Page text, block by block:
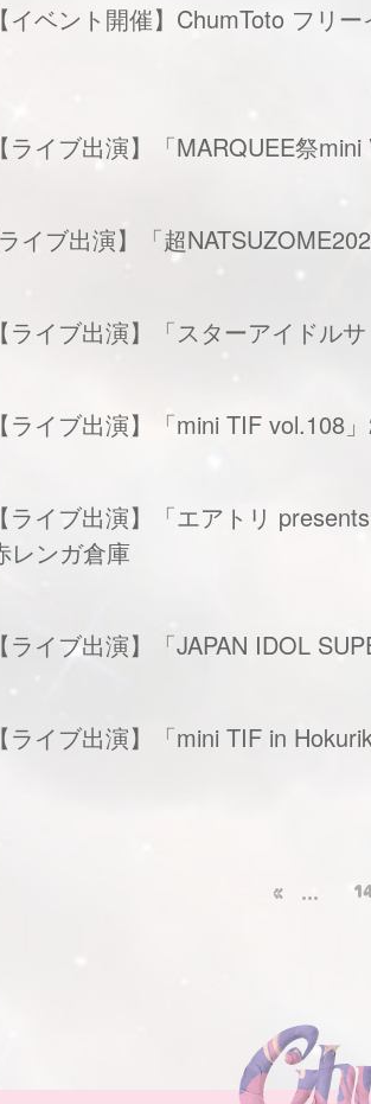
イベント開催】ChumToto フリ
ライブ出演】「MARQUEE祭
イブ出演】「超
ライブ出演】「スターアイドル
ライブ出演】「mini TIF vol.108
ライブ出演】「エアトリ
レンガ倉庫
ライブ出演】「JAPAN IDOL
ライブ出演】「mini TIF in
« ...